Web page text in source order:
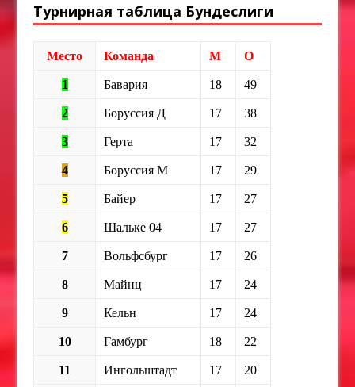
Турнирная таблица Бундеслиги
Место Команда М О
1 Бавария 18 49
2 Боруссия Д 17 38
3 Герта 17 32
4 Боруссия М 17 29
5 Байер 17 27
6 Шальке 04 17 27
7 Вольфсбург 17 26
8 Майнц 17 24
9 Кельн 17 24
10 Гамбург 18 22
11 Ингольштадт 17 20